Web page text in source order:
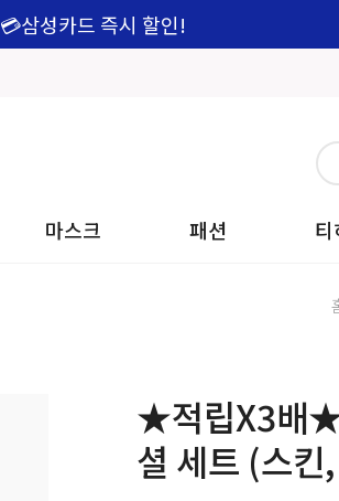
💳삼성카드 즉시 할인!
마스크 패션
★적립X3배★
셜 세트 (스